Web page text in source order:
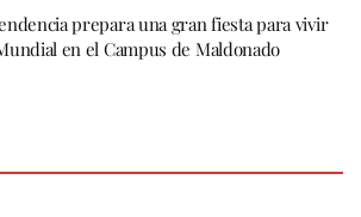
prepara una gran fiesta para vivir
en el Campus de Maldonado